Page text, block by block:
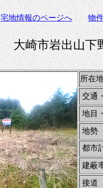
宅地情報のページへ 物
大崎市岩出山
所在
交通
地目
地勢
都市
建蔽
接道